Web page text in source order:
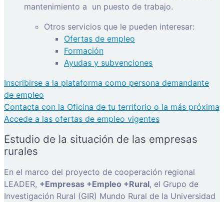
mantenimiento a un puesto de trabajo.
Otros servicios que le pueden interesar:
Ofertas de empleo
Formación
Ayudas y subvenciones
Inscribirse a la plataforma como persona demandante
de empleo
Contacta con la Oficina de tu territorio o la más próxima
Accede a las ofertas de empleo vigentes
Estudio de la situación de las empresas
rurales
En el marco del proyecto de cooperación regional
LEADER, +Empresas +Empleo +Rural, el Grupo de
Investigación Rural (GIR) Mundo Rural de la Universidad